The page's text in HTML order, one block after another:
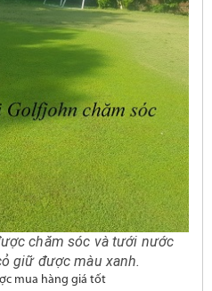
chăm sóc và tưới nước
giữ được màu xanh.
mua hàng giá tốt